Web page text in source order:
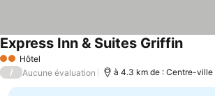
2 Étoiles
Hôtel
Express Inn & Suites Griffin
/ Aucune évaluation à 4.3 km de : Centre-ville